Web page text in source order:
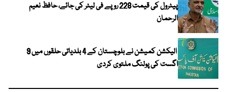
پیٹرول کی قیمت 228 روپے فی لیٹر کی جائے، حافظ نعیم
الرحمان
الیکشن کمیشن نے بلوچستان کے 4 بلدیاتی حلقوں میں 9
اگست کی پولنگ ملتوی کردی